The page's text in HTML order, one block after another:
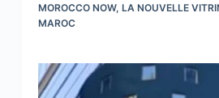
MOROCCO NOW, LA NOUVELLE
MAROC